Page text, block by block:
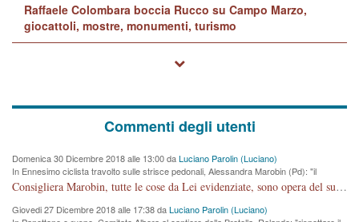
Raffaele Colombara boccia Rucco su Campo Marzo,
giocattoli, mostre, monumenti, turismo
Commenti degli utenti
Domenica 30 Dicembre 2018 alle 13:00 daLuciano Parolin (Luciano)
In Ennesimo ciclista travolto sulle strisce pedonali, Alessandra Marobin (Pd): "il
Comune si svegli"
Consigliera Marobin, tutte le cose da Lei evidenziate, sono opera del suo ex Assessore e compagno di Partito Antonio Marco Dalla Pozza Assessore alla "progettazione" di piste ciclabili e altre porcherie. A lui manderei il conto da saldare per incidenti e danni alle persone. E' ora che "finiamola." Avete perso rassegnatevi. qui IL SINDACO RUCCO NON C'ENTRA PER NIENTE. CAPITO!!!!!!!! Amen.
Giovedi 27 Dicembre 2018 alle 17:38 daLuciano Parolin (Luciano)